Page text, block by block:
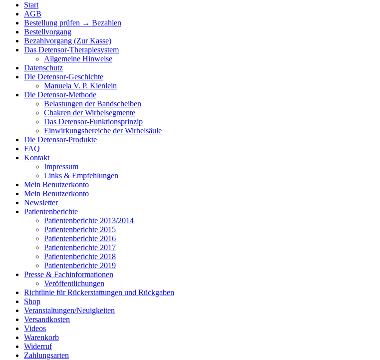
Start
AGB
Bestellung prüfen → Bezahlen
Bestellvorgang
Bezahlvorgang (Zur Kasse)
Das Detensor-Therapiesystem
Allgemeine Hinweise
Datenschutz
Die Detensor-Geschichte
Manuela V. P. Kienlein
Die Detensor-Methode
Belastungen der Bandscheiben
Chakren der Wirbelsegmente
Das Detensor-Funktionsprinzip
Einwirkungsbereiche der Wirbelsäule
Die Detensor-Produkte
FAQ
Kontakt
Impressum
Links & Empfehlungen
Mein Benutzerkonto
Mein Benutzerkonto
Newsletter
Patientenberichte
Patientenberichte 2013/2014
Patientenberichte 2015
Patientenberichte 2016
Patientenberichte 2017
Patientenberichte 2018
Patientenberichte 2019
Presse & Fachinformationen
Veröffentlichungen
Richtlinie für Rückerstattungen und Rückgaben
Shop
Veranstaltungen/Neuigkeiten
Versandkosten
Videos
Warenkorb
Widerruf
Zahlungsarten